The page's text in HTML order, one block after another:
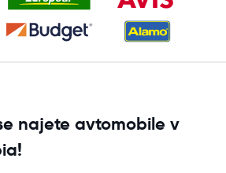
najete avtomobile v